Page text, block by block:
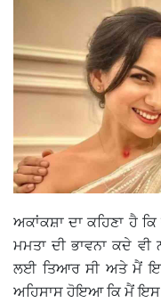
ਅਕਾਂਕਸ਼ਾ ਦਾ ਕਹਿਣਾ ਹੈ
ਮਮਤਾ ਦੀ ਭਾਵਨਾ ਕਦੇ
ਲਈ ਤਿਆਰ ਸੀ ਅਤੇ ਮੈਂ
ਅਹਿਸਾਸ ਹੋਇਆ ਕਿ ਮੈਂ ਇਸ